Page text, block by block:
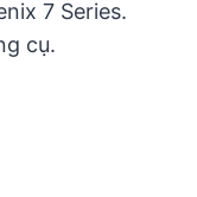
7 Series.
cụ.